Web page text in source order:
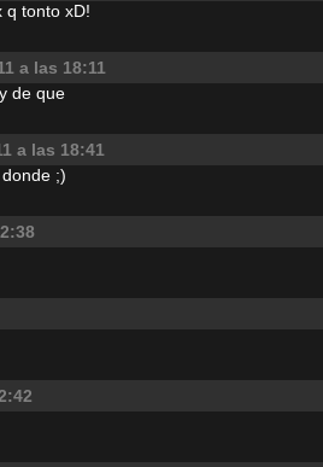
q tonto xD!
a las 18:11
de que
a las 18:41
donde ;)